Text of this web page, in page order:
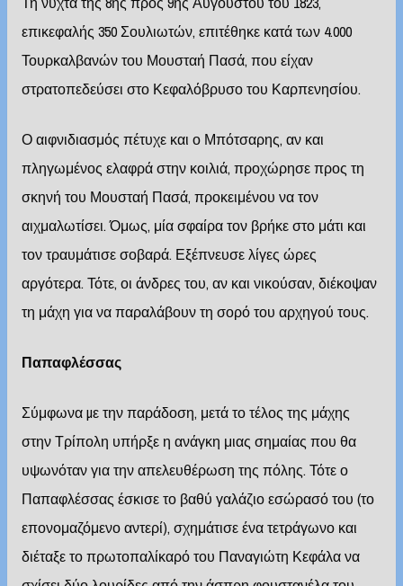
επικεφαλής 350 Σουλιωτών, επιτέθηκε κατά των 4.000
Τουρκαλβανών του Μουσταή Πασά, που είχαν
στρατοπεδεύσει στο Κεφαλόβρυσο του Καρπενησίου.
Ο αιφνιδιασμός πέτυχε και ο Μπότσαρης, αν και
πληγωμένος ελαφρά στην κοιλιά, προχώρησε προς τη
σκηνή του Μουσταή Πασά, προκειμένου να τον
αιχμαλωτίσει. Όμως, μία σφαίρα τον βρήκε στο μάτι και
τον τραυμάτισε σοβαρά. Εξέπνευσε λίγες ώρες
αργότερα. Τότε, οι άνδρες του, αν και νικούσαν, διέκοψαν
τη μάχη για να παραλάβουν τη σορό του αρχηγού τους.
Παπαφλέσσας
Σύμφωνα µε την παράδοση, μετά το τέλος της μάχης
στην Τρίπολη υπήρξε η ανάγκη μιας σημαίας που θα
υψωνόταν για την απελευθέρωση της πόλης. Τότε ο
Παπαφλέσσας έσκισε το βαθύ γαλάζιο εσώρασό του (το
επονομαζόμενο αντερί), σχημάτισε ένα τετράγωνο και
διέταξε το πρωτοπαλίκαρό του Παναγιώτη Κεφάλα να